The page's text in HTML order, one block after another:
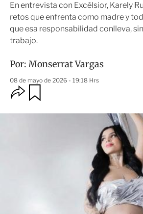
En entrevista con Excélsior, Karely
retos que enfrenta como madre y
que esa responsabilidad conlleva,
trabajo.
Por: Monserrat Vargas
08 de mayo de 2026 - 19:18 Hrs
O
p
i
r